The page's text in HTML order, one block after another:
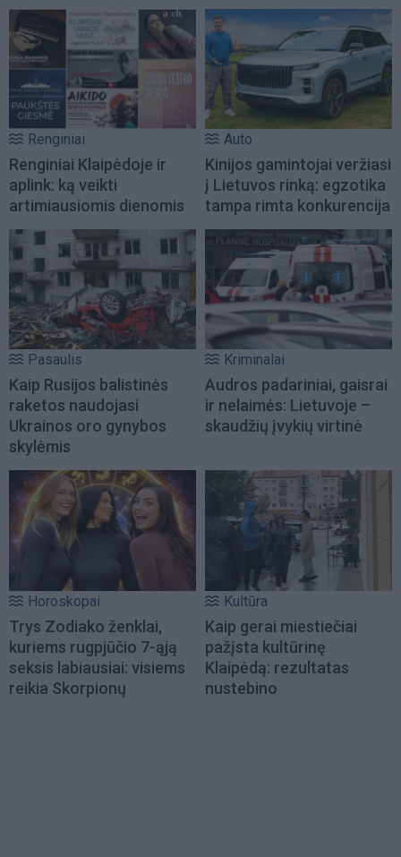
Renginiai
Renginiai Klaipėdoje ir
aplink: ką veikti
artimiausiomis dienomis
Auto
Kinijos gamintojai veržiasi
į Lietuvos rinką: egzotika
tampa rimta konkurencija
Pasaulis
Kaip Rusijos balistinės
raketos naudojasi
Ukrainos oro gynybos
skylėmis
Kriminalai
Audros padariniai, gaisrai
ir nelaimės: Lietuvoje –
skaudžių įvykių virtinė
Horoskopai
Trys Zodiako ženklai,
kuriems rugpjūčio 7-ąją
seksis labiausiai: visiems
reikia Skorpionų
Kultūra
Kaip gerai miestiečiai
pažįsta kultūrinę
Klaipėdą: rezultatas
nustebino